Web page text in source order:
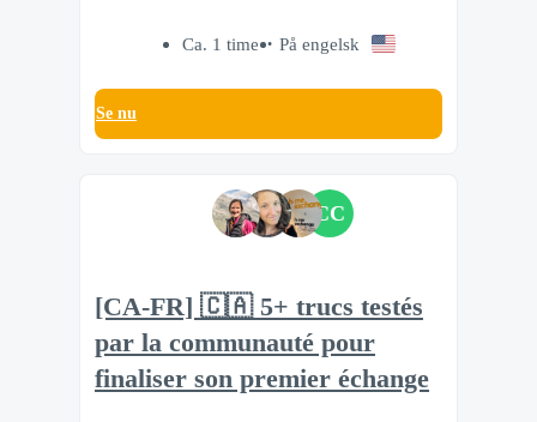
Ca. 1 time På engelsk
Se nu
CC
[CA-FR] 🇨🇦 5+ trucs testés
par la communauté pour
finaliser son premier échange